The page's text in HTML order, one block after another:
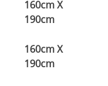
160cm X
190cm
160cm X
190cm